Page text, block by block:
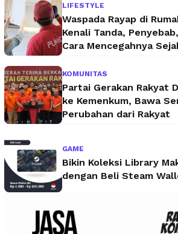
LIFESTYLE
Waspada Rayap di
Kenali Tanda,
Cara Mencegahnya
KOMUNITAS
Partai Gerakan Rakyat
ke Kemenkum, Bawa
Perubahan dari Rakyat
GAME
Bikin Koleksi Library
dengan Beli Steam